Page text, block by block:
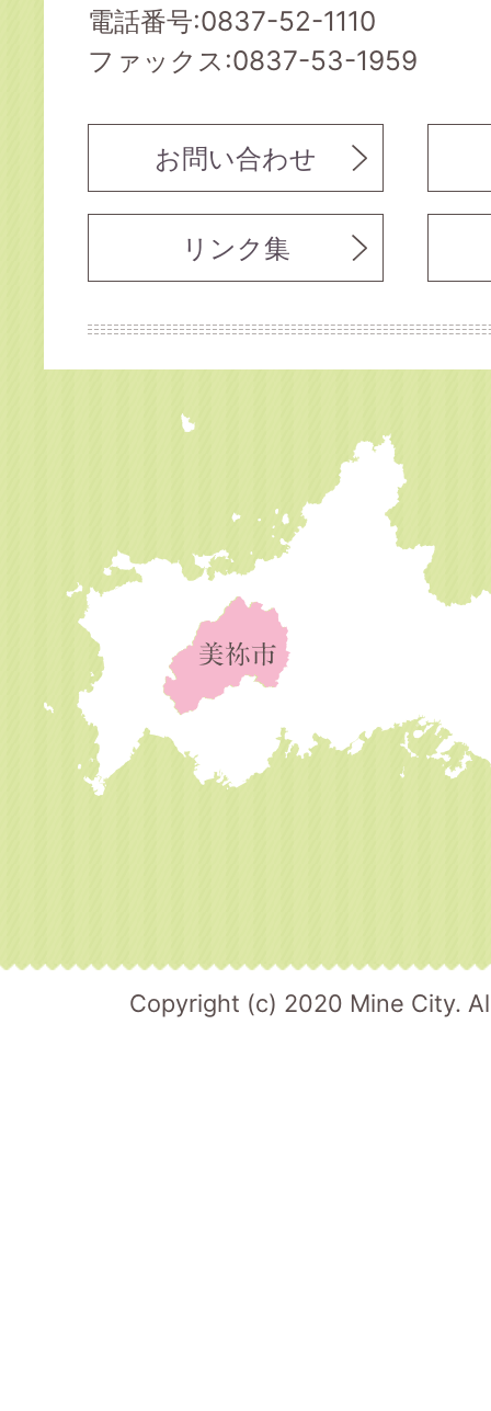
電話番号:0837-52-1110
ファックス:0837-53-1959
お問い合わせ
リンク集
Copyright (c) 2020 Mine City.